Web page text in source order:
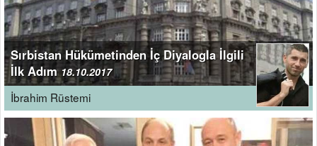
Sırbistan Hükümetinden İç Diyalogla İlgili
İlk Adım18.10.2017
İbrahim Rüstemi